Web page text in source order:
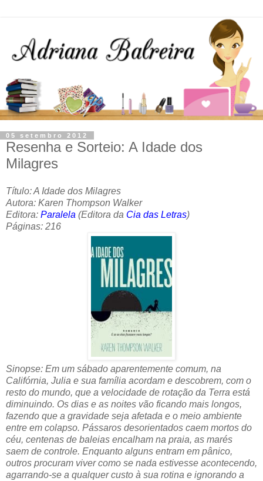
05 setembro 2012
Resenha e Sorteio: A Idade dos
Milagres
Título: A Idade dos Milagres
Autora: Karen Thompson Walker
Editora: Paralela (Editora da Cia das Letras)
Páginas: 216
Sinopse: Em um sábado aparentemente comum, na
Califórnia, Julia e sua família acordam e descobrem, com o
resto do mundo, que a velocidade de rotação da Terra está
diminuindo. Os dias e as noites vão ficando mais longos,
fazendo que a gravidade seja afetada e o meio ambiente
entre em colapso. Pássaros desorientados caem mortos do
céu, centenas de baleias encalham na praia, as marés
saem de controle. Enquanto alguns entram em pânico,
outros procuram viver como se nada estivesse acontecendo,
agarrando-se a qualquer custo à sua rotina e ignorando a